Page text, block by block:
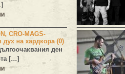
CRO-MAGS-
дух на хардкора (0)
ден
[…]